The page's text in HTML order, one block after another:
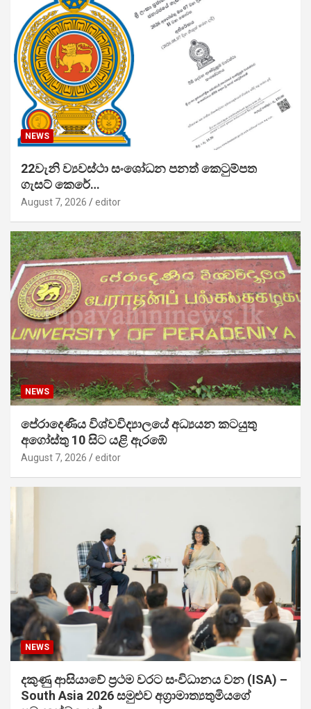
NEWS
22වැනි ව්‍යවස්ථා සංශෝධන පනත් කෙටුම්පත
ගැසට් කෙරේ…
August 7, 2026 editor
NEWS
පේරාදෙණිය විශ්වවිද්‍යාලයේ අධ්‍යයන කටයුතු
අගෝස්තු 10 සිට යළි ඇරඹේ
August 7, 2026 editor
NEWS
දකුණු ආසියාවේ ප්‍රථම වරට සංවිධානය වන (ISA) –
South Asia 2026 සමුළුව අග්‍රාමාත්‍යතුමියගේ